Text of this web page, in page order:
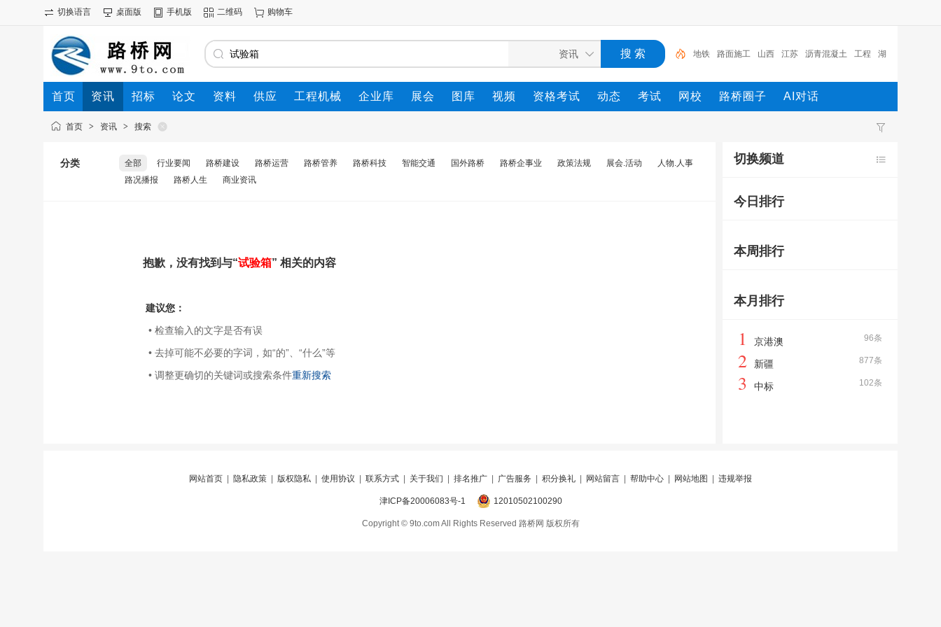
切换语言 桌面版 手机版 二维码 购物车
地铁 路面施工 山西 江苏 沥青混凝土 工程 湖
北 机械 路桥 施工
首页 资讯 招标 论文 资料 供应 工程机械 企业库 展会 图库 视频 资格考试 动态 考试 网校 路桥圈子 AI对话
首页 > 资讯 > 搜索
分类 全部 行业要闻 路桥建设 路桥运营 路桥管养 路桥科技 智能交通 国外路桥 路桥企事业 政策法规 展会.活动
人物.人事
路况播报
路桥人生 商业资讯
抱歉，没有找到与“试验箱” 相关的内容
建议您：
• 检查输入的文字是否有误
• 去掉可能不必要的字词，如“的”、“什么”等
• 调整更确切的关键词或搜索条件重新搜索
切换频道
今日排行
本周排行
本月排行
96条
1 京港澳
877条
2 新疆
102条
3 中标
网站首页 隐私政策 版权隐私 使用协议 联系方式 关于我们 排名推广 广告服务 积分换礼 网站留言 帮助中心 网站地图 违规举报
津ICP备20006083号-1 12010502100290
Copyright © 9to.com All Rights Reserved 路桥网 版权所有